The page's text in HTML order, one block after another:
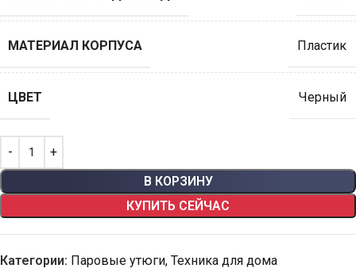
МАТЕРИАЛ КОРПУСА Пластик
ЦВЕТ Черный
В КОРЗИНУ
КУПИТЬ СЕЙЧАС
Категории: Паровые утюги, Техника для дома